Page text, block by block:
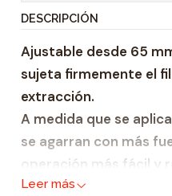
i
d
a
d
DESCRIPCIÓN
Ajustable desde 65
sujeta firmemente el
extracción.
A medida que se
se agarran con más
operación más fácil y
Construcción de
Leer más